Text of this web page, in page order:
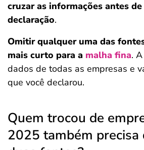
cruzar as informações antes
declaração.
Omitir qualquer uma das
mais curto para a malha fina.
dados de todas as empresas e
que você declarou.
Quem trocou de
2025 também precisa